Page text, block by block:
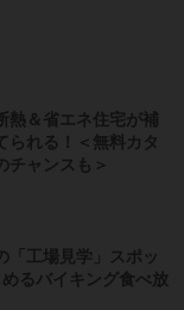
熱＆省エネ住宅が補
られる！＜無料カタ
チャンスも＞
「工場見学」スポッ
るバイキング食べ放